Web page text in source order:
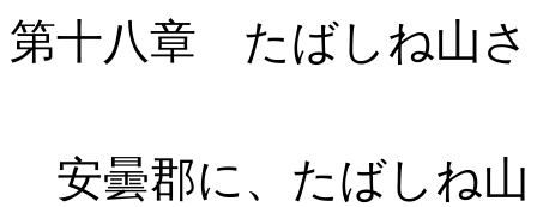
第十八章 たばしね山さ
安曇郡に、たばしね